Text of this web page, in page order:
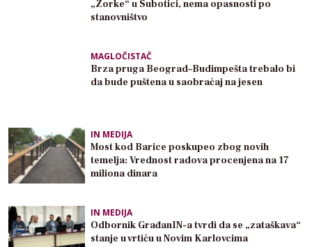
„Zorke“ u Subotici, nema opasnosti po
stanovništvo
MAGLOČISTAČ
Brza pruga Beograd–Budimpešta trebalo bi
da bude puštena u saobraćaj na jesen
IN MEDIJA
Most kod Barice poskupeo zbog novih
temelja: Vrednost radova procenjena na 17
miliona dinara
IN MEDIJA
Odbornik GrađanIN-a tvrdi da se „zataškava“
stanje u vrtiću u Novim Karlovcima